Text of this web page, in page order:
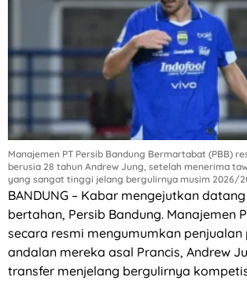
Manajemen PT Persib Bandung Bermartabat (PBB)
berusia 28 tahun Andrew Jung, setelah menerima
yang sangat tinggi jelang bergulirnya musim 2026/
BANDUNG – Kabar mengejutkan
bertahan, Persib Bandung. Manajemen
secara resmi mengumumkan penjualan
andalan mereka asal Prancis, Andrew
transfer menjelang bergulirnya